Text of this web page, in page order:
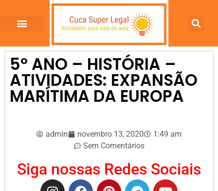
5º ANO – HISTÓRIA –
ATIVIDADES: EXPANSÃO
MARÍTIMA DA EUROPA
admin novembro 13, 2020
1:49 am
Sem Comentários
Siga nossas Redes Sociais